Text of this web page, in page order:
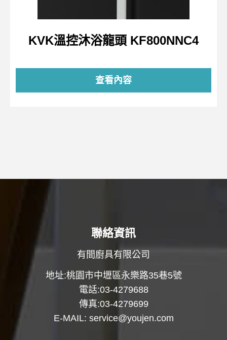
KVK溫控沐浴龍頭 KF800NNC4
查看內容
聯絡資訊
有間廚具有限公司
地址:桃園市中壢區永樂路35巷5號
電話:03-4279688
傳真:03-4279699
E-MAIL: service@youjen.com